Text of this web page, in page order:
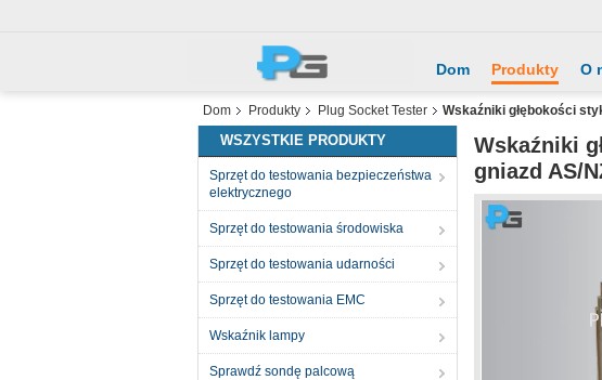
Dom Produkty O
Dom Produkty Plug Socket Tester Wskaźniki głębokości
WSZYSTKIE PRODUKTY
Sprzęt do testowania bezpieczeństwa
elektrycznego
Sprzęt do testowania środowiska
Sprzęt do testowania udarności
Sprzęt do testowania EMC
Wskaźnik lampy
Sprawdź sondę palcową
Wskaźniki
gniazd AS/